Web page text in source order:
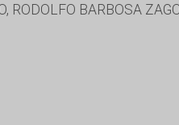
RODOLFO BARBOSA